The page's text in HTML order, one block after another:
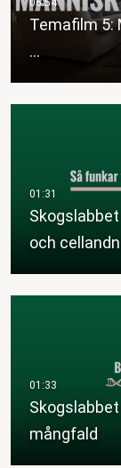
Temafilm 5:
…
och
mångfald